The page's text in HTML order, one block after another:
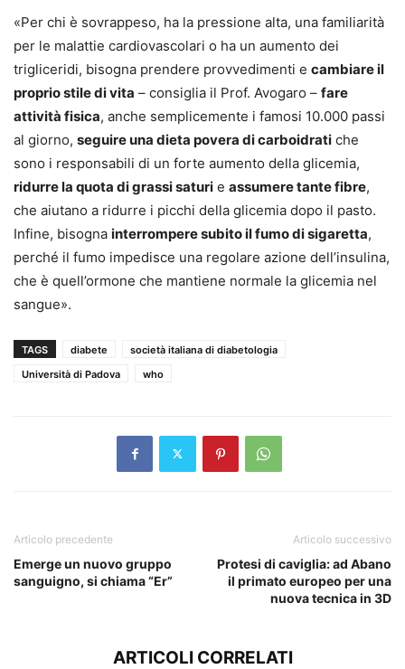
«Per chi è sovrappeso, ha la pressione alta, una familiarità
per le malattie cardiovascolari o ha un aumento dei
trigliceridi, bisogna prendere provvedimenti e cambiare il
proprio stile di vita – consiglia il Prof. Avogaro – fare
attività fisica, anche semplicemente i famosi 10.000 passi
al giorno, seguire una dieta povera di carboidrati che
sono i responsabili di un forte aumento della glicemia,
ridurre la quota di grassi saturi e assumere tante fibre,
che aiutano a ridurre i picchi della glicemia dopo il pasto.
Infine, bisogna interrompere subito il fumo di sigaretta,
perché il fumo impedisce una regolare azione dell’insulina,
che è quell’ormone che mantiene normale la glicemia nel
sangue».
TAGS diabete
società italiana di diabetologia
Università di Padova
who
Articolo precedente
Emerge un nuovo gruppo
sanguigno, si chiama “Er”
Articolo successivo
Protesi di caviglia: ad Abano
il primato europeo per una
nuova tecnica in 3D
ARTICOLI CORRELATI